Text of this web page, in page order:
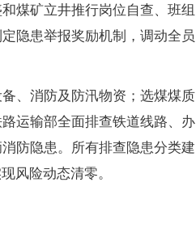
煤矿立井推行岗位自查、班组
隐患举报奖励机制，调动全员
、消防及防汛物资；选煤煤质
运输部全面排查铁道线路、办
防隐患。所有排查隐患分类建
风险动态清零。